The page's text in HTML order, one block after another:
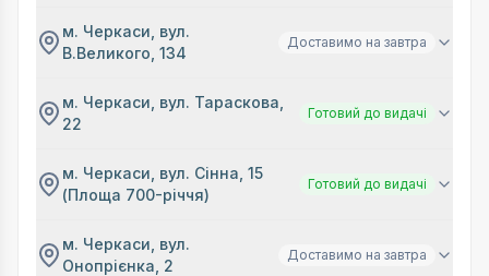
м. Черкаси, вул.
В.Великого, 134
Доставимо на завтра
м. Черкаси, вул. Тараскова,
22
Готовий до видачі
м. Черкаси, вул. Сінна, 15
(Площа 700-річчя)
Готовий до видачі
м. Черкаси, вул.
Онопрієнка, 2
Доставимо на завтра